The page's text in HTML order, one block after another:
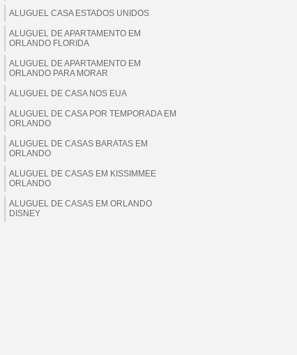
ALUGUEL CASA ESTADOS UNIDOS
ALUGUEL DE APARTAMENTO EM
ORLANDO FLORIDA
ALUGUEL DE APARTAMENTO EM
ORLANDO PARA MORAR
ALUGUEL DE CASA NOS EUA
ALUGUEL DE CASA POR TEMPORADA EM
ORLANDO
ALUGUEL DE CASAS BARATAS EM
ORLANDO
ALUGUEL DE CASAS EM KISSIMMEE
ORLANDO
ALUGUEL DE CASAS EM ORLANDO
DISNEY